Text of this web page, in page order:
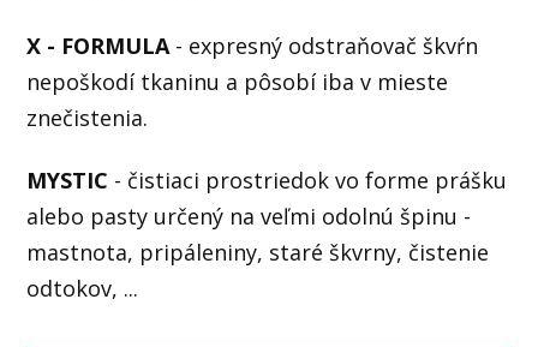
X - FORMULA- expresný odstraňovač škvŕn
nepoškodí tkaninu a pôsobí iba v mieste
znečistenia.
MYSTIC - čistiaci prostriedok vo forme prášku
alebo pasty určený na veľmi odolnú špinu -
mastnota, pripáleniny, staré škvrny, čistenie
odtokov, ...